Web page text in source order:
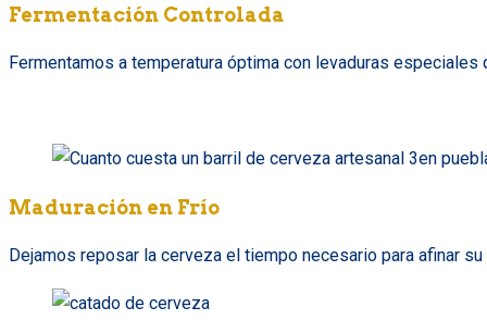
Fermentación Controlada
Fermentamos a temperatura óptima con levaduras especiales
Maduración en Frío
Dejamos reposar la cerveza el tiempo necesario para afinar